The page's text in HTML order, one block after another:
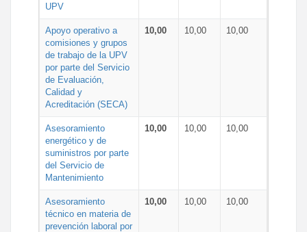
UPV
Apoyo operativo a
comisiones y grupos
de trabajo de la UPV
por parte del Servicio
de Evaluación,
Calidad y
Acreditación (SECA)
10,00 10,00 10,00
Asesoramiento
energético y de
suministros por parte
del Servicio de
Mantenimiento
10,00 10,00 10,00
Asesoramiento
técnico en materia de
prevención laboral por
10,00 10,00 10,00